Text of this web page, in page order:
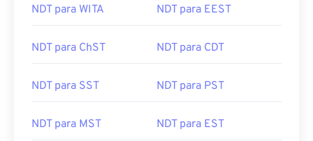
NDT para WITA NDT para EEST
NDT para ChST NDT para CDT
NDT para SST NDT para PST
NDT para MST NDT para EST